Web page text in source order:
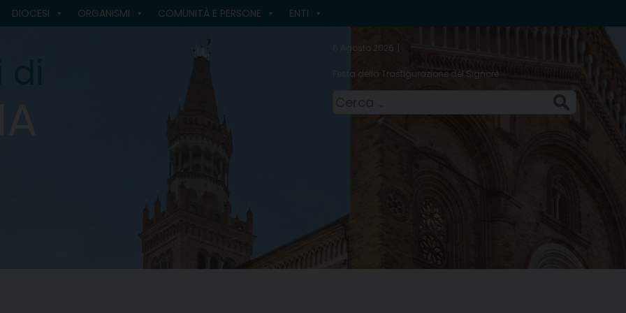
DIOCESI ORGANISMI COMUNITÀ E PERSONE ENTI
6 Agosto 2026
Festa della Trasfigurazione del Signore
per: